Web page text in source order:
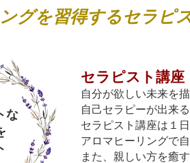
グを習得するセラピ
な
セラピスト講座
自分が欲しい未来を
自己セラピーが出来
セラピスト講座は１
アロマヒーリングで
また、親しい方を癒